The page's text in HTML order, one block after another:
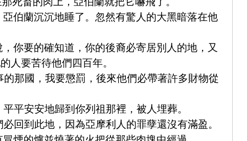
伯蘭沉沉地睡了。忽然有驚人的大黑暗落在他
你要的確知道，你的後裔必寄居別人的地，又
人要苦待他們四百年。
那國，我要懲罰，後來他們必帶著許多財物從
平安安地歸到你列祖那裡，被人埋葬。
回到此地，因為亞摩利人的罪孽還沒有滿盈。